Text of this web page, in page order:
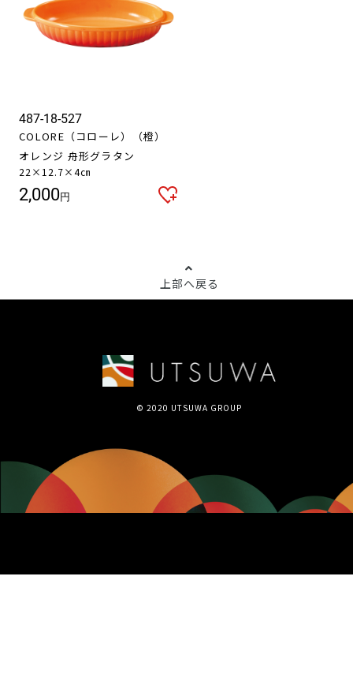
487-18-527
COLORE（コローレ）（橙）
オレンジ 舟形グラタン
22×12.7×4㎝
2,000円
上部へ戻る
© 2020 UTSUWA GROUP